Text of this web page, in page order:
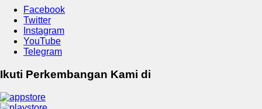
Facebook
Twitter
Instagram
YouTube
Telegram
Ikuti Perkembangan Kami di